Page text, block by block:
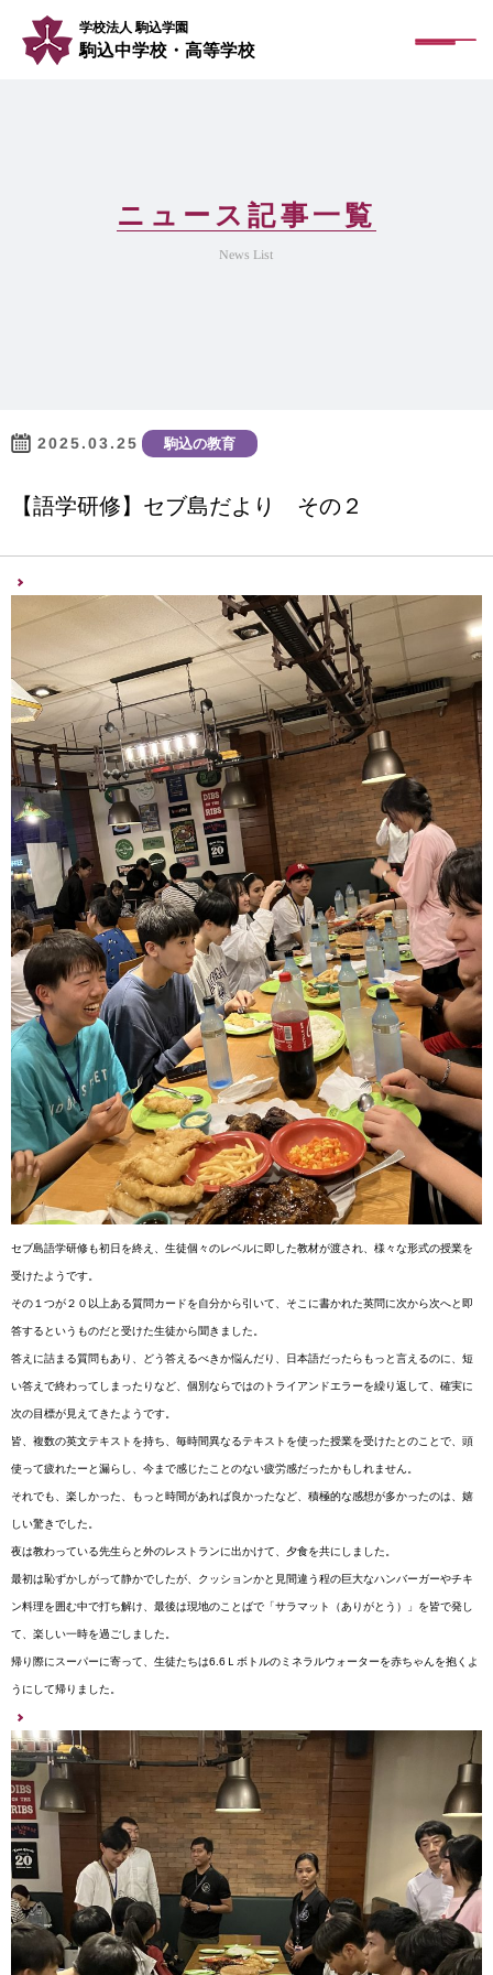
学校法人 駒込学園
駒込中学校・高等学校
ニュース記事一覧
News List
2025.03.25 駒込の教育
【語学研修】セブ島だより その２
セブ島語学研修も初日を終え、 生徒個々のレベルに即した教材が渡され、 様々な形式の授業を
受けたようです。
その１つが２０以上ある質問カードを自分から引いて、 そこに書かれた英問に次から次へと即
答するというものだと受けた生徒から聞きました。
答えに詰まる質問もあり、どう答えるべきか悩んだり、 日本語だったらもっと言えるのに、 短
い答えで終わってしまったりなど、 個別ならではのトライアンドエラーを繰り返して、 確実に
次の目標が見えてきたようです。
皆、複数の英文テキストを持ち、 毎時間異なるテキストを使った授業を受けたとのことで、 頭
使って疲れたーと漏らし、 今まで感じたことのない疲労感だったかもしれません。
それでも、楽しかった、もっと時間があれば良かったなど、 積極的な感想が多かったのは、嬉
しい驚きでした。
夜は教わっている先生らと外のレストランに出かけて、 夕食を共にしました。
最初は恥ずかしがって静かでしたが、 クッションかと見間違う程の巨大なハンバーガーやチキ
ン料理を囲む中で打ち解け、最後は現地のことばで「サラマット（ありがとう）」を皆で発し
て、楽しい一時を過ごしました。
帰り際にスーパーに寄って、生徒たちは6. 6Ｌボトルのミネラルウォーターを赤ちゃんを抱くよ
うにして帰り ました。